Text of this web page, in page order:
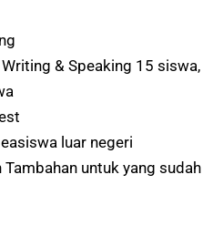
& Speaking 15 siswa,
luar negeri
untuk yang sudah